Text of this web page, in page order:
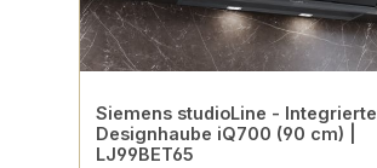
Siemens studioLine - Integrierte
Designhaube iQ700 (90 cm) |
LJ99BET65